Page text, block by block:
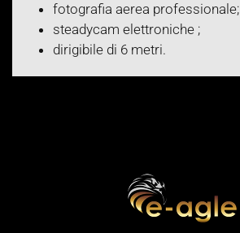
fotografia aerea professionale;
steadycam elettroniche ;
dirigibile di 6 metri.